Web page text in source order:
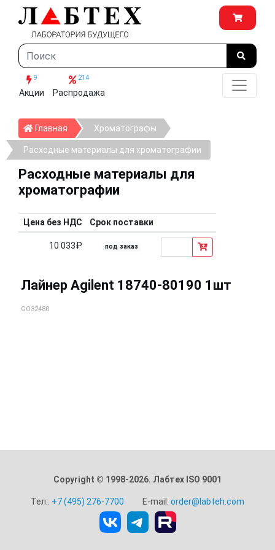
9
Акции
214
Распродажа
Главная ГлавнаяХроматографы
Расходные материалы для хроматографии
Расходные материалы для
хроматографии
Цена без НДС Срок поставки
10 033₽ под заказ
Лайнер Agilent 18740-80190 1шт
GO32480
Copyright © 1998-2026. Лабтех ISO 9001
Тел.: +7 (495) 276-7700 E-mail: order@labteh.com